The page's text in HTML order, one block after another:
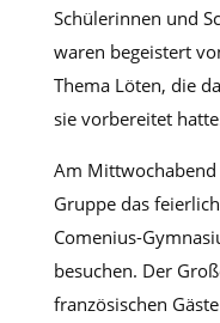
Schülerinnen und
waren begeistert
Thema Löten, die
sie vorbereitet
Am
Gruppe das
Comenius-
besuchen. Der
französischen